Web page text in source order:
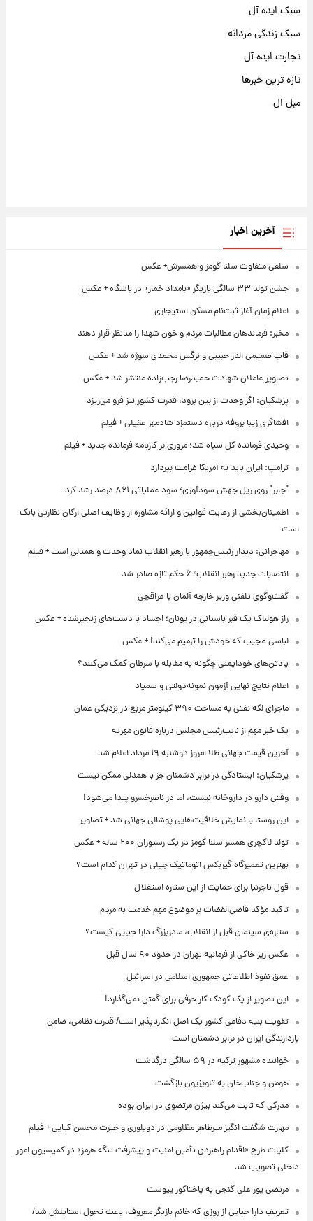
سبک ایده آل
سبک زندگی مردانه
تجارت ایده آل
تازه ترین خبرها
مبل ال
آخرین اخبار
سلفی متفاوت سلنا گومز و همسرش+ عکس
جشن تولد ۳۳ سالگی بازیگر «بامداد خمار» در باشگاه + عکس
اعلام زمان آغاز ثبت‌نام مسکن استیجاری
مخبر: فرماندهان مطالبات مردم و خون شهدا را مدنظر قرار دهند
قاب صمیمی الناز حبیبی و نرگس محمدی سوژه شد + عکس
تصاویر عاملان شهادت حمیدرضا رجب‌زاده منتشر شد + عکس
پزشکیان: اگر وحدت از بین برود، قدرت کشور نیز فرو می‌ریزد
افشاگری زیبا بروفه درباره دستمزد شادمهر عقیلی + فیلم
وحیدی فرمانده کل سپاه شد؛ مروری بر کارنامه فرمانده جدید + فیلم
ترامپ: ایران باید به آمریکا غرامت بپردازد
"جابر" روی ریل جهش سودآوری؛ سود عملیاتی ۸۶۱ درصد رشد کرد
اطمینان‌بخشی از رعایت قوانین و ارائه مشاوره از وظایف اصلی ارکان نظارتی بانک
است
مهاجرانی: دیدار رئیس‌جمهور با رهبر انقلاب نماد وحدت و همدلی است + فیلم
انتصابات جدید رهبر انقلاب؛ ۶ حکم تازه صادر شد
گفت‌وگوی تلفنی وزیر خارجه آلمان با عراقچی
راز هولناک یک قبر باستانی در یونان؛ اجساد با دست‌های زنجیرشده + عکس
لباسی عجیب که خودش را ترمیم می‌کند! + عکس
پادتن‌های خودایمنی چگونه به مقابله با سرطان کمک می‌کنند؟
اعلام نتایج نهایی آزمون نمونه‌دولتی و سمپاد
ماجرای لکه نفتی به مساحت ۳۹۰ کیلومتر مربع در نزدیکی عمان
یک خبر مهم از نایب‌رئیس مجلس درباره قانون مهریه
آخرین قیمت جهانی طلا امروز دوشنبه ۱۹ مرداد اعلام شد
پزشکیان: ایستادگی در برابر دشمنان جز با همدلی ممکن نیست
وقتی دارو در داروخانه نیست، اما در ناصرخسرو پیدا می‌شود!
این روستا با نمایش خلاقیت‌هایی پوشالی جهانی شد + تصاویر
تولد لاکچری همسر سلنا گومز در یک رستوران ۲۰۰ ساله + عکس
بهترین تعمیرگاه گیربکس اتوماتیک جیلی در تهران کدام است؟
قول تاجرنیا برای حمایت از این ستاره استقلال
تاکید مؤکد قاضی‌القضات بر موضوع مهم خدمت به مردم
ستاره‌ی سینمای قبل از انقلاب، مادربزرگ دارا حیایی کیست؟
عکس زیر خاکی از فرمانیه تهران در حدود ۹۰ سال قبل
عمق نفوذ اطلاعاتی جمهوری اسلامی در اسرائیل
این تصویر از یک کودک کار حرفی برای گفتن نمی‌گذارد!
تقویت بنیه دفاعی کشور یک اصل انکارناپذیر است/ قدرت نظامی، ضامن
بازدارندگی ایران در برابر دشمنان است
خواننده مشهور ترکیه در ۵۹ سالگی درگذشت
هومن و جناب‌خان به تلویزیون بازگشت
مدرکی که ثابت می‌کند بیژن مرتضوی در ایران بوده
مهارت شگفت انگیز میرطاهر مظلومی در دوبلوری و حیرت محسن کیایی + فیلم
کلیات طرح «اقدام راهبردی تأمین امنیت و پیشرفت تنگه هرمز» در کمیسیون امور
داخلی تصویب شد
مرتضی پور علی گنجی به پاختاکور پیوست
تعریفِ دارا حیایی از روزی که خانم بازیگر معروف، باعث تحول استایلش شد/